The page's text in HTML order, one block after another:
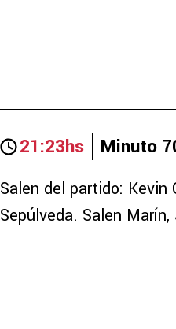
21:23hs Minuto
Salen del partido: Kevin
Sepúlveda. Salen